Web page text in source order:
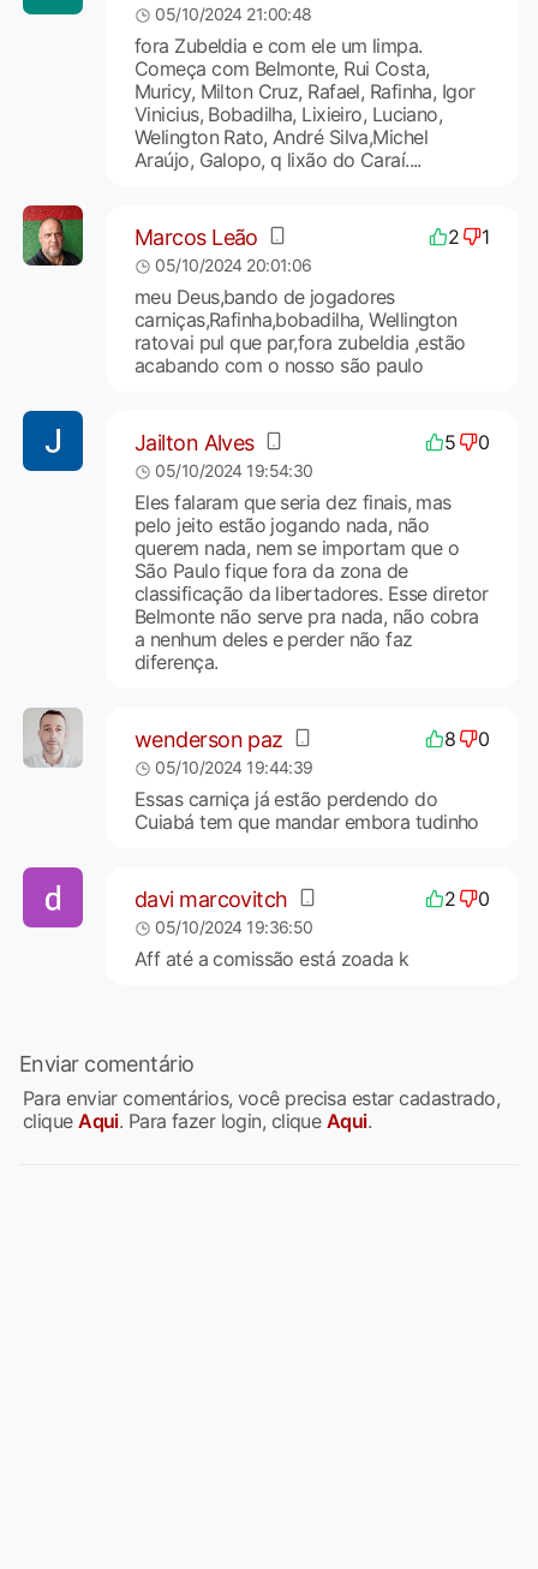
05/10/2024 21:00:48
fora Zubeldia e com ele um limpa.
Começa com Belmonte, Rui Costa,
Muricy, Milton Cruz, Rafael, Rafinha, Igor
Vinicius, Bobadilha, Lixieiro, Luciano,
Welington Rato, André Silva,Michel
Araújo, Galopo, q lixão do Caraí....
Marcos Leão 2 1
05/10/2024 20:01:06
meu Deus,bando de jogadores
carniças,Rafinha,bobadilha, Wellington
ratovai pul que par,fora zubeldia ,estão
acabando com o nosso são paulo
Jailton Alves 5 0
05/10/2024 19:54:30
Eles falaram que seria dez finais, mas
pelo jeito estão jogando nada, não
querem nada, nem se importam que o
São Paulo fique fora da zona de
classificação da libertadores. Esse diretor
Belmonte não serve pra nada, não cobra
a nenhum deles e perder não faz
diferença.
wenderson paz 8 0
05/10/2024 19:44:39
Essas carniça já estão perdendo do
Cuiabá tem que mandar embora tudinho
davi marcovitch 2 0
05/10/2024 19:36:50
Aff até a comissão está zoada k
Enviar comentário
Para enviar comentários, você precisa estar cadastrado,
cliqueAqui. Para fazer login, clique Aqui.